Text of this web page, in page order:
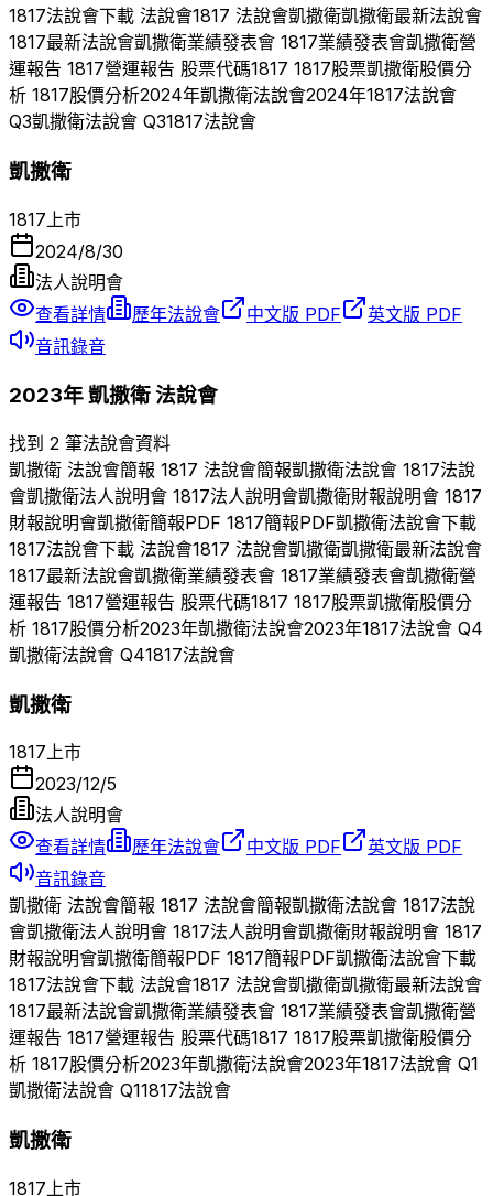
1817法說會下載 法說會1817 法說會凱撒衛凱撒衛最新法說會
1817最新法說會凱撒衛業績發表會 1817業績發表會凱撒衛營
運報告 1817營運報告 股票代碼1817 1817股票凱撒衛股價分
析 1817股價分析2024年凱撒衛法說會2024年1817法說會
Q3凱撒衛法說會 Q31817法說會
凱撒衛
1817 上市
2024/8/30
法人說明會
查看詳情
歷年法說會 中文版 PDF
英文版 PDF
音訊錄音
2023年凱撒衛法說會
找到 2 筆法說會資料
凱撒衛 法說會簡報 1817 法說會簡報凱撒衛法說會 1817法說
會凱撒衛法人說明會 1817法人說明會凱撒衛財報說明會 1817
財報說明會凱撒衛簡報PDF 1817簡報PDF凱撒衛法說會下載
1817法說會下載 法說會1817 法說會凱撒衛凱撒衛最新法說會
1817最新法說會凱撒衛業績發表會 1817業績發表會凱撒衛營
運報告 1817營運報告 股票代碼1817 1817股票凱撒衛股價分
析 1817股價分析2023年凱撒衛法說會2023年1817法說會 Q4
凱撒衛法說會 Q41817法說會
凱撒衛
1817上市
2023/12/5
法人說明會
查看詳情
歷年法說會 中文版 PDF
英文版 PDF
音訊錄音
凱撒衛 法說會簡報 1817 法說會簡報凱撒衛法說會 1817法說
會凱撒衛法人說明會 1817法人說明會凱撒衛財報說明會 1817
財報說明會凱撒衛簡報PDF 1817簡報PDF凱撒衛法說會下載
1817法說會下載 法說會1817 法說會凱撒衛凱撒衛最新法說會
1817最新法說會凱撒衛業績發表會 1817業績發表會凱撒衛營
運報告 1817營運報告 股票代碼1817 1817股票凱撒衛股價分
析 1817股價分析2023年凱撒衛法說會2023年1817法說會 Q1
凱撒衛法說會 Q11817法說會
凱撒衛
1817 上市